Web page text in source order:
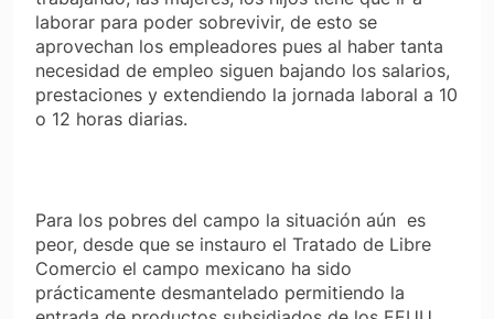
laborar para poder sobrevivir, de esto se
aprovechan los empleadores pues al haber tanta
necesidad de empleo siguen bajando los salarios,
prestaciones y extendiendo la jornada laboral a 10
o 12 horas diarias.
Para los pobres del campo la situación aún es
peor, desde que se instauro el Tratado de Libre
Comercio el campo mexicano ha sido
prácticamente desmantelado permitiendo la